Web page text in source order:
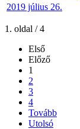
2019 július 26.
1. oldal / 4
Első
Előző
1
2
3
4
Tovább
Utolsó